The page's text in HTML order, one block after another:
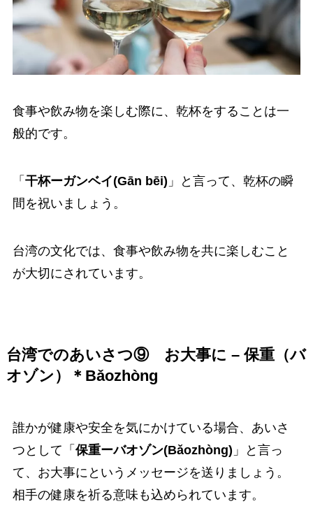
食事や飲み物を楽しむ際に、乾杯をすることは一
般的です。
「 干杯ーガンベイ(Gān bēi) 」と言って、乾杯の瞬
間を祝いましょう。
台湾の文化では、食事や飲み物を共に楽しむこと
が大切にされています。
台湾でのあいさつ⑨ お大事に – 保重（バ
オゾン）＊Bǎozhòng
誰かが健康や安全を気にかけている場合、あいさ
つとして「 保重ーバオゾン(Bǎozhòng) 」と言っ
て、お大事にというメッセージを送りましょう。
相手の健康を祈る意味も込められています。